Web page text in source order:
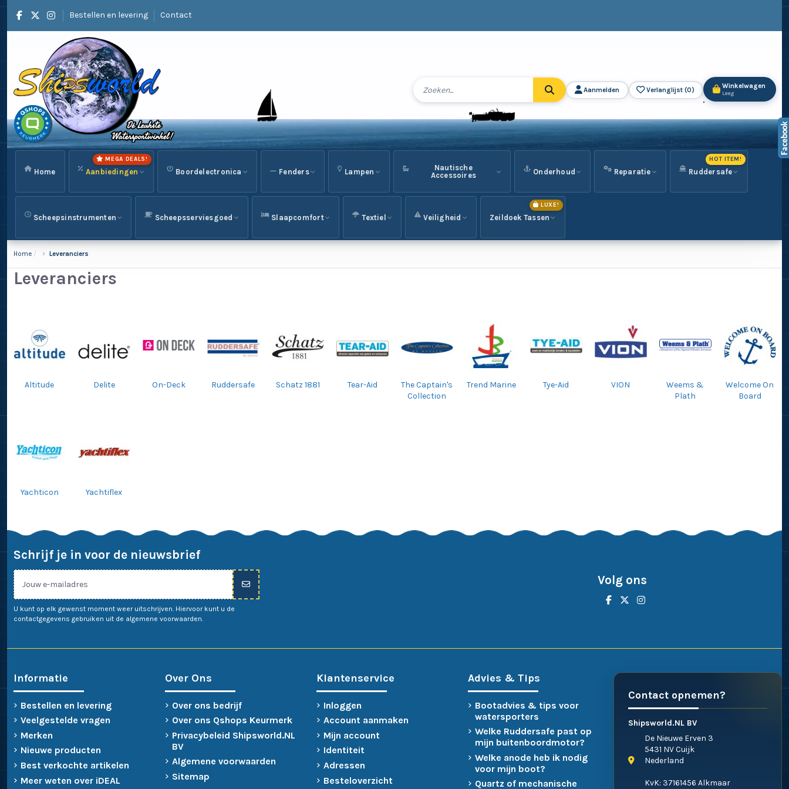
Bestellen en levering Contact
Aanmelden Verlanglijst (0) Winkelwagen
Leeg
Home Aanbiedingen
MEGA DEALS!
Boordelectronica Fenders Lampen
Nautische
Accessoires
Onderhoud Reparatie Ruddersafe
HOT ITEM!
Scheepsinstrumenten Scheepsserviesgoed Slaapcomfort Textiel Veiligheid Zeildoek Tassen
LUXE!
Home Leveranciers
Leveranciers
Altitude Delite On-Deck Ruddersafe Schatz 1881 Tear-Aid
The Captain's
Collection
Trend Marine Tye-Aid VION
Weems &
Plath
Welcome On
Board
Yachticon Yachtiflex
Schrijf je in voor de nieuwsbrief
U kunt op elk gewenst moment weer uitschrijven. Hiervoor kunt u de
contactgegevens gebruiken uit de algemene voorwaarden.
Volg ons
Informatie
Bestellen en levering
Veelgestelde vragen
Merken
Nieuwe producten
Best verkochte artikelen
Meer weten over iDEAL
Over Ons
Over ons bedrijf
Over ons Qshops Keurmerk
Privacybeleid Shipsworld.NL
BV
Algemene voorwaarden
Sitemap
Klantenservice
Inloggen
Account aanmaken
Mijn account
Identiteit
Adressen
Besteloverzicht
Advies & Tips
Bootadvies & tips voor
watersporters
Welke Ruddersafe past op
mijn buitenboordmotor?
Welke anode heb ik nodig
voor mijn boot?
Quartz of mechanische
Contact opnemen?
Shipsworld.NL BV
De Nieuwe Erven 3
5431 NV Cuijk
Nederland
KvK: 37161456 Alkmaar